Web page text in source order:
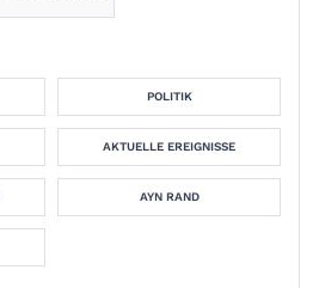
POLITIK
AKTUELLE EREIGNISSE
AYN RAND